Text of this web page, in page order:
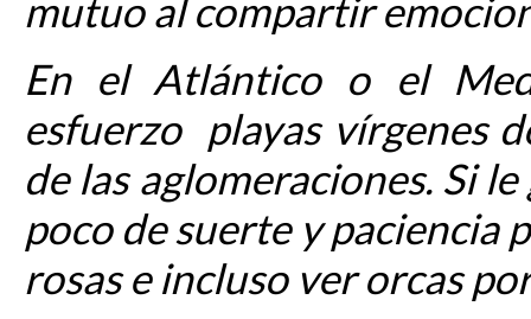
mutuo al compartir
En el Atlántico o el
esfuerzo playas vírgenes
de las aglomeraciones. Si
poco de suerte y paciencia
rosas e incluso ver orcas